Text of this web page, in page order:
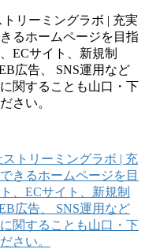
リーミングラボ | 充実
るホームページを目指
ECサイト、新規制
広告、 SNS運用など
関することも山口・下
さい。